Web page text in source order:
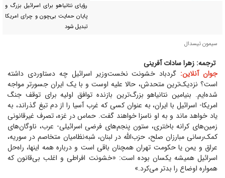
رؤیای نتانیاهو برای اسرائیل بزرگ و
پایان حمایت بی‌چون و چرای امریکا
تبدیل شود
سیمون تیسدال
ترجمه: زهرا سادات آفرینی
جوان آنلاین: گردباد خشونت نخست‌وزیر اسرائیل چه دستاوردی داشته
است؟ نزدیک‌ترین متحدش، حالا علیه اوست و با یک ایران جسورتر مواجه
شده‌ایم. بنیامین نتانیاهو بزرگ‌ترین بازنده توافق اولیه برای توقف جنگ
امریکا- اسرائیل با ایران، به عنوان کسی که غرب آسیا را از دم تیغ گذراند، به
یاد خواهد ماند و به او ناسزا خواهند گفت. حماس در غزه، تصرف غیرقانونی
زمین‌های کرانه باختری، ستون پنجم‌های فرضی اسرائیلی- عرب، ناوگان‌های
کمک‌رسانی مبارزان صلح، حزب‌الله در لبنان، شبه‌نظامیان متخاصم در سوریه،
عراق و یمن یا حکومت تهران همچنان باقی است و درباره همه اینها، راه‌حل
اسرائیل همیشه یکسان بوده است: «خشونت افراطی و اغلب بی‌قانون که
همواره اوضاع را بدتر می‌کرد.»